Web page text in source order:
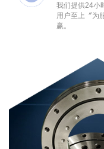
我们提供24小
用户至上〞为
赢。